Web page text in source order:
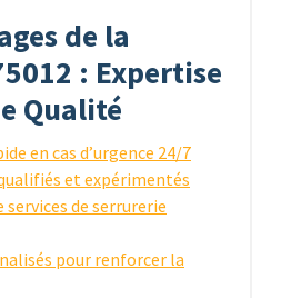
de la
: Expertise
Qualité
en cas d’urgence 24/7
et expérimentés
services de serrurerie
pour renforcer la